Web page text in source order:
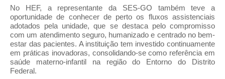
No HEF, a representante da SES-GO também teve a
oportunidade de conhecer de perto os fluxos assistenciais
adotados pela unidade, que se destaca pelo compromisso
com um atendimento seguro, humanizado e centrado no bem-
estar das pacientes. A instituição tem investido continuamente
em práticas inovadoras, consolidando-se como referência em
saúde materno-infantil na região do Entorno do Distrito
Federal.